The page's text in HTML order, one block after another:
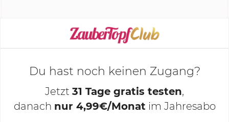
KOCHMODUS STARTEN
Deine Notizen
Du hast noch keinen Zugang?
Jetzt 31 Tage gratis testen,
danach nur 4,99€/Monat im Jahresabo